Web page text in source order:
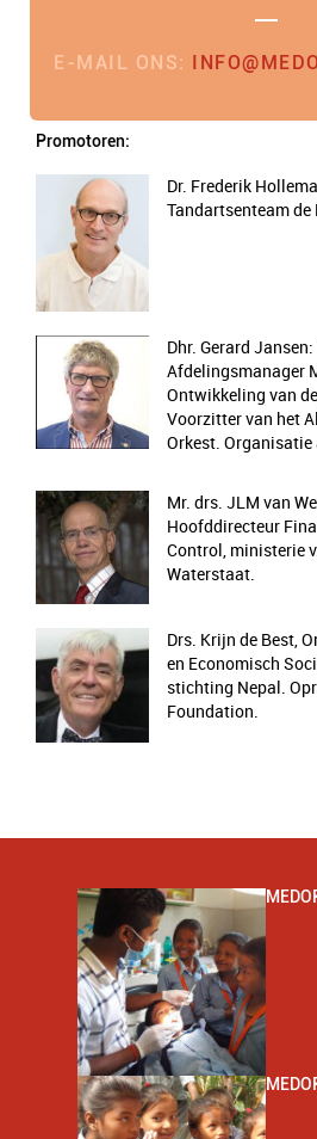
E-MAIL ONS:
Promotoren:
Dr. Frederik
Tandartsenteam
Dhr. Gerard
Afdelingsmanager
Ontwikkeling van
Voorzitter van het
Orkest.
Mr. drs. JLM van
Hoofddirecteur
Control, ministerie
Waterstaat.
Drs. Krijn de Best,
en Economisch
stichting Nepal.
Foundation.